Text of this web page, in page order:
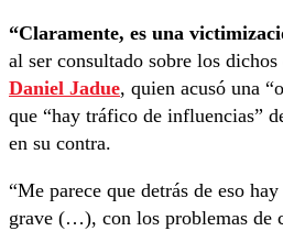
“Claramente, es una
al ser consultado sobre los dichos
Daniel Jadue, quien acusó una
que “hay tráfico de influencias”
en su contra.
“Me parece que detrás de eso
grave (…), con los problemas de